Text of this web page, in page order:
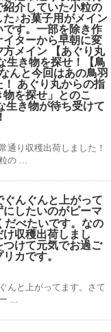
紹介していた小粒の
♪お菓子用がメイン
す。一部を除き作
ターから早朝に変
メイン 【あぐり丸
生き物を探せ！【鳥
んと今回はあの鳥羽
あぐり丸からの指
を探せ」とのこ
生き物が待ち受けて
通り収穫出荷しました！
の ...
んぐんと上がって
したいのがピーマ
だべたいです。なの
収穫出荷しまし
けて元気でお過ご
カです。
んと上がってます。さて
...